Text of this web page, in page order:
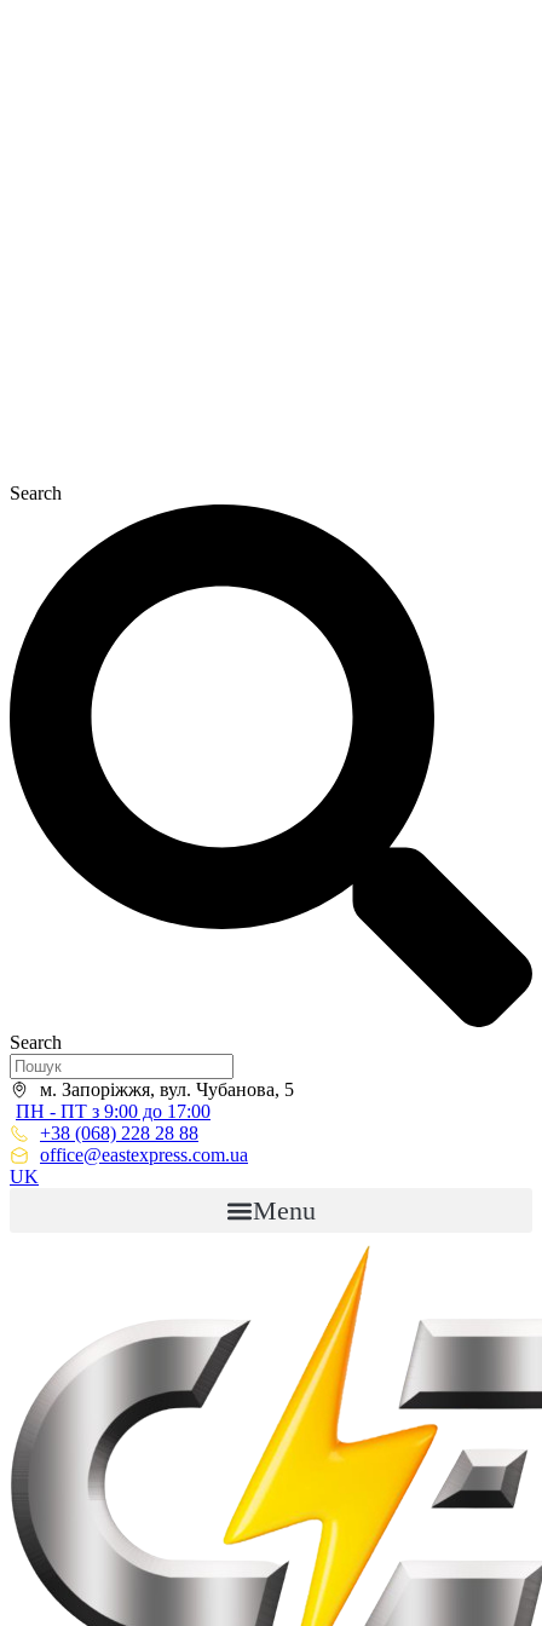
Search
Search
м. Запоріжжя, вул. Чубанова, 5
ПН - ПТ з 9:00 до 17:00
+38 (068) 228 28 88
office@eastexpress.com.ua
UK
Menu